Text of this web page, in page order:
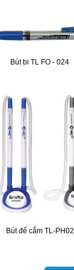
Bút bi TL FO - 024
Bút đế cắm TL-PH02